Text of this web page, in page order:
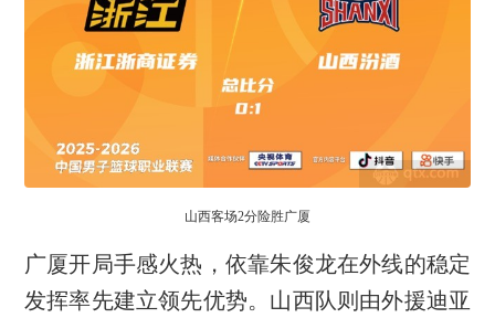
山西客场2分险胜广厦
广厦开局手感火热，依靠朱俊龙在外线的稳定
发挥率先建立领先优势。山西队则由外援迪亚